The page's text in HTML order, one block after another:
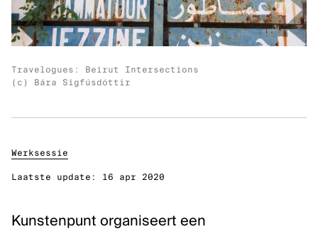
Over Kunstenpunt
Nieuws
Inclusie, zorg en duurzaamheid
VOLG KUNSTENPUNT
Nieuwsbrief Kunstenpunt
Linkedin
Travelogues: Beirut Intersections
(c) Bára Sigfúsdóttir
Werksessie
Laatste update: 16 apr 2020
Kunstenpunt organiseert een